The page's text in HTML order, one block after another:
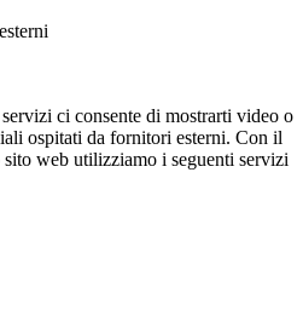
ci consente di mostrarti video o
ospitati da fornitori esterni. Con il
sito web utilizziamo i seguenti servizi